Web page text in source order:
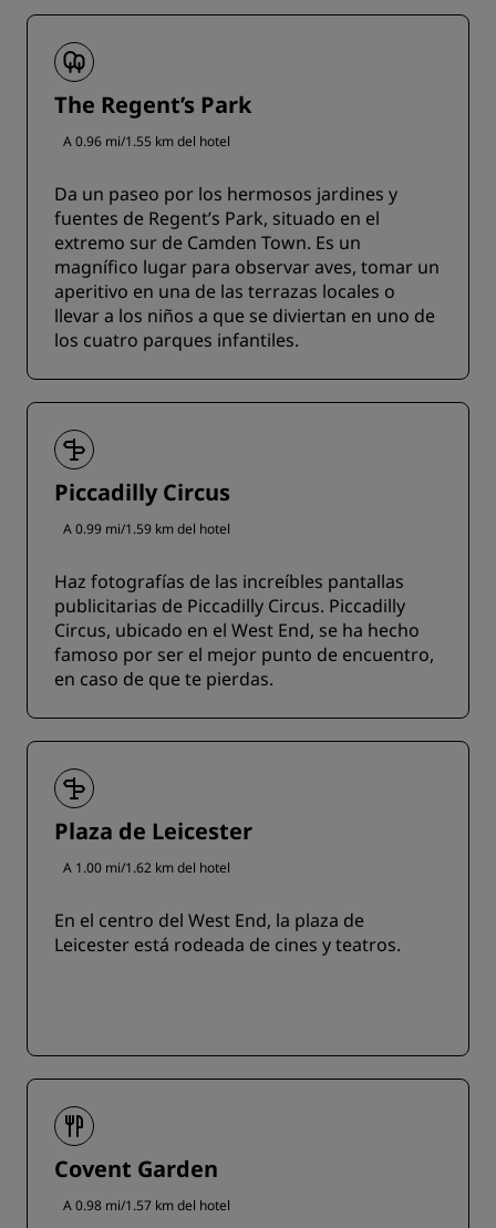
The Regent’s Park
A 0.96 mi/1.55 km del hotel
Da un paseo por los hermosos jardines y
fuentes de Regent’s Park, situado en el
extremo sur de Camden Town. Es un
magnífico lugar para observar aves, tomar un
aperitivo en una de las terrazas locales o
llevar a los niños a que se diviertan en uno de
los cuatro parques infantiles.
Piccadilly Circus
A 0.99 mi/1.59 km del hotel
Haz fotografías de las increíbles pantallas
publicitarias de Piccadilly Circus. Piccadilly
Circus, ubicado en el West End, se ha hecho
famoso por ser el mejor punto de encuentro,
en caso de que te pierdas.
Plaza de Leicester
A 1.00 mi/1.62 km del hotel
En el centro del West End, la plaza de
Leicester está rodeada de cines y teatros.
Covent Garden
A 0.98 mi/1.57 km del hotel